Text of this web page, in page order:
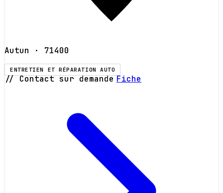
Autun · 71400
ENTRETIEN ET RÉPARATION AUTO
// Contact sur demande Fiche